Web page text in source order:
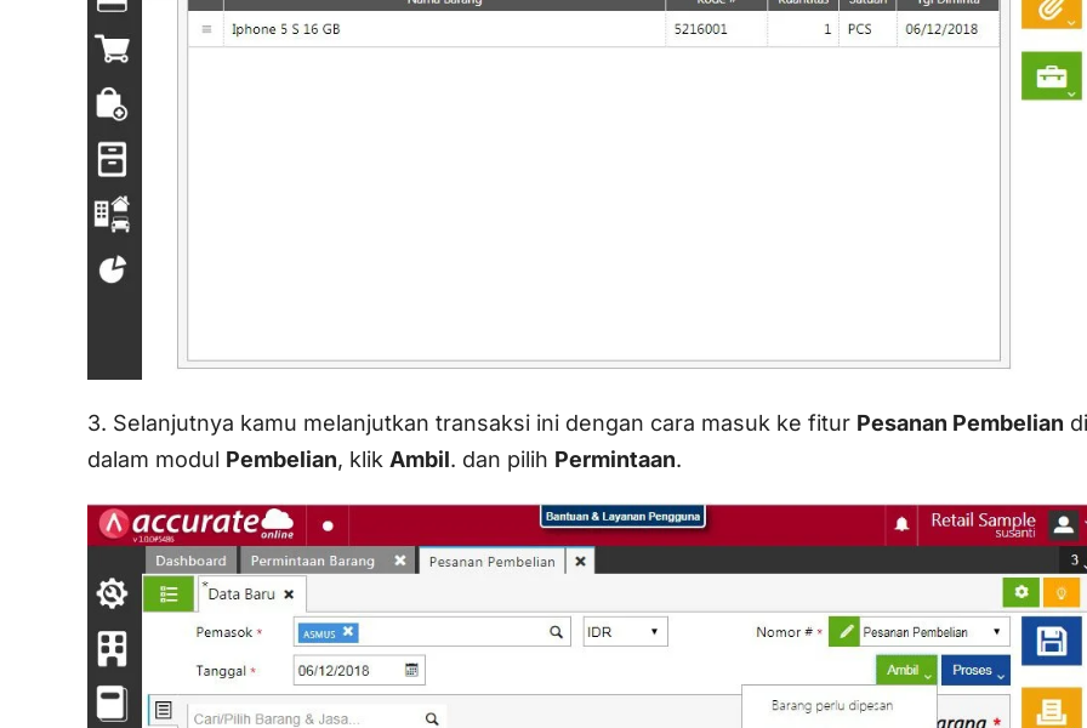
3. Selanjutnya kamu melanjutkan transaksi ini dengan cara masuk ke fitur Pesanan Pembelian di
dalam modul Pembelian, klik Ambil. dan pilih Permintaan.